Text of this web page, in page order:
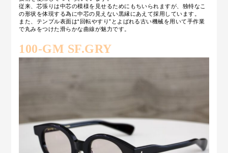
従来、芯張りは中芯の模様を見せるためにもちいられますが、独特なこ
の形状を体現する為に中芯の見えない黒縁にあえて採用しています。
また、テンプル表面は“回転やすり”とよばれる古い機械を用いて手作業
で丸みをつけた滑らかな曲線が魅力です。
100-GM SF.GRY